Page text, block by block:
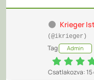
Krieger
(@ikrieger)
Tag Admin
Csatlakozva: